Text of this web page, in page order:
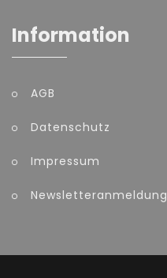
Information
AGB
Datenschutz
Impressum
Newsletteranmeldung